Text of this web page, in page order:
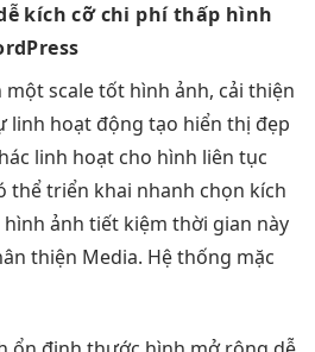
kích cỡchi phí thấp hình
mộtscale tốt hình ảnh, cải thiện
linh hoạt động tạo hiển thị đẹp
linh hoạt cho hình liên tục
thểtriển khai nhanh chọn kích
hình ảnh tiết kiệm thời gian này
thiện Media. Hệ thống mặc